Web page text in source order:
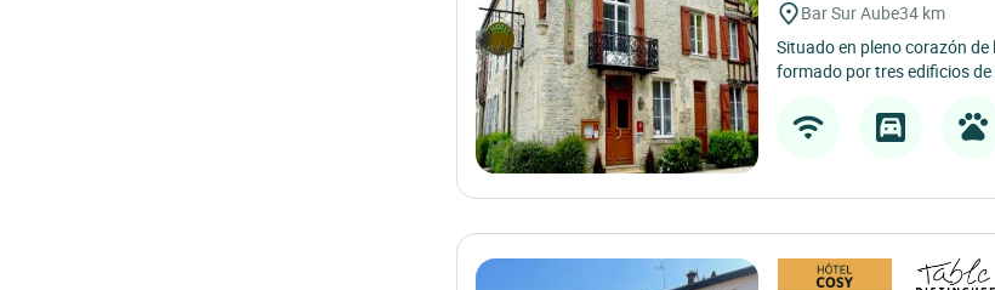
Bar Sur Aube34 km
Situado en pleno corazón
formado por tres edificios